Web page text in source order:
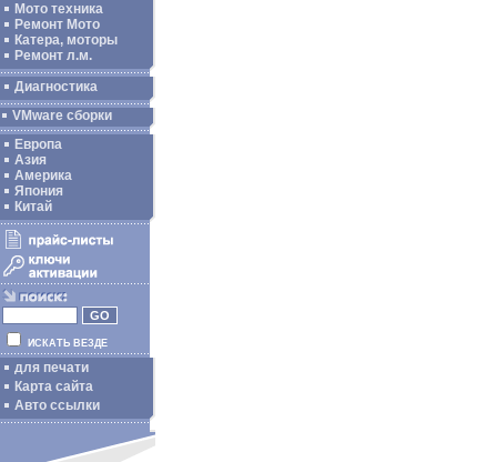
Мото техника
Ремонт Мото
Катера, моторы
Ремонт л.м.
Диагностика
VMware сборки
Европа
Азия
Америка
Япония
Китай
ИСКАТЬ ВЕЗДЕ
для печати
Карта сайта
Авто ссылки